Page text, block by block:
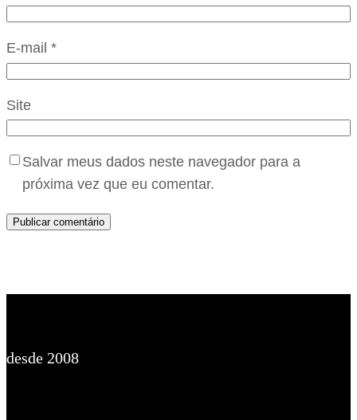
E-mail *
Site
Salvar meus dados neste navegador para a
próxima vez que eu comentar.
desde 2008